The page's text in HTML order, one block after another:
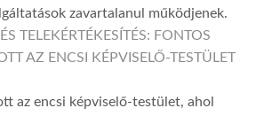
zavartalanul működjenek.
TELEKÉRTÉKESÍTÉS: FONTOS
AZ ENCSI KÉPVISELŐ-TESTÜLET
az encsi képviselő-testület, ahol